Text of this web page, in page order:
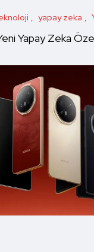
yapay zeka
Yapay Zeka